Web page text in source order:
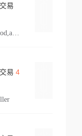
易
vehicle,pl 2,arts,home decor,cod,amusement ride,sea
易 4